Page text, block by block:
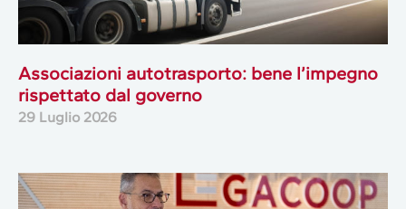
Associazioni autotrasporto: bene l’impegno
rispettato dal governo
29 Luglio 2026